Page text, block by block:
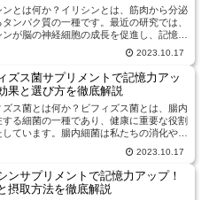
ンとは何か？イリシンとは、筋肉から分泌
タンパク質の一種です。最近の研究では、
ンが脳の神経細胞の成長を促進し、記憶力
に効果があるとされています。このため、
ンサプリメントが注目を集めています。イ
サプリメントは...
2023.10.17
ズス菌サプリメントで記憶力アッ
果と選び方を徹底解説
ズス菌とは何か？ビフィズス菌とは、腸内
する細菌の一種であり、健康に重要な役割
しています。腸内細菌は私たちの消化や免
注目されています。ビフィズス菌は腸内環
え、有害な細菌...
2023.10.17
ンサプリメントで記憶力アップ！
摂取方法を徹底解説